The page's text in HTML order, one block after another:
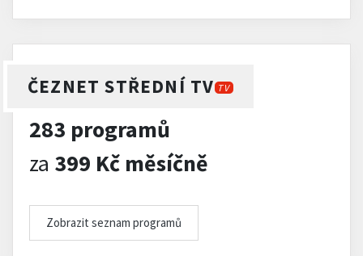
ČEZNET STŘEDNÍ TV TV
283 programů
za 399 Kč měsíčně
Zobrazit seznam programů